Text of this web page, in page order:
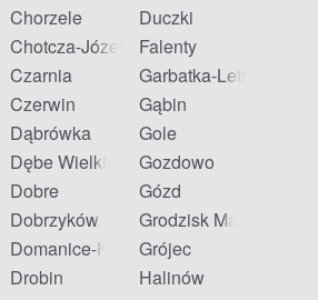
Chorzele
Chotcza-Józefów
Czarnia
Czerwin
Dąbrówka
Dębe Wielkie
Dobre
Dobrzyków
Domanice-Kolonia
Drobin
Duczki
Falenty
Garbatka-Letnisko
Gąbin
Gole
Gozdowo
Gózd
Grodzisk Mazowiecki
Grójec
Halinów